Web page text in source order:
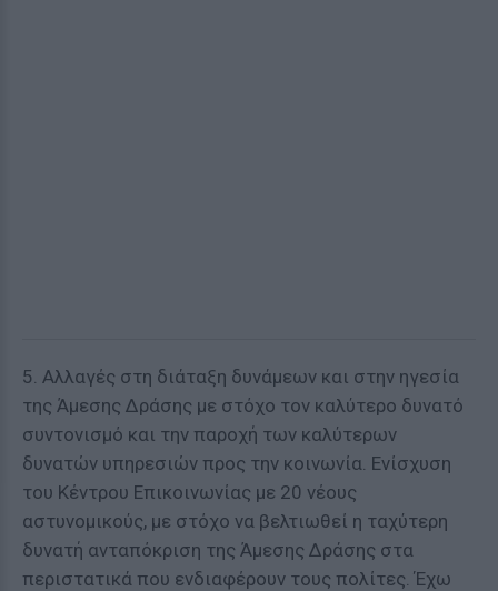
5. Αλλαγές στη διάταξη δυνάμεων και στην ηγεσία
της Άμεσης Δράσης με στόχο τον καλύτερο δυνατό
συντονισμό και την παροχή των καλύτερων
δυνατών υπηρεσιών προς την κοινωνία. Ενίσχυση
του Κέντρου Επικοινωνίας με 20 νέους
αστυνομικούς, με στόχο να βελτιωθεί η ταχύτερη
δυνατή ανταπόκριση της Άμεσης Δράσης στα
περιστατικά που ενδιαφέρουν τους πολίτες. Έχω